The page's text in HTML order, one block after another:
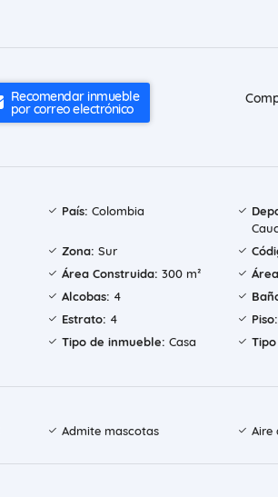
Recomendar inmueble
por correo electrónico
País: Colombia
Zona: Sur
Área Construida: 300 m²
Alcobas: 4
Estrato: 4 Piso:
Tipo de inmueble: Casa
Admite mascotas Aire